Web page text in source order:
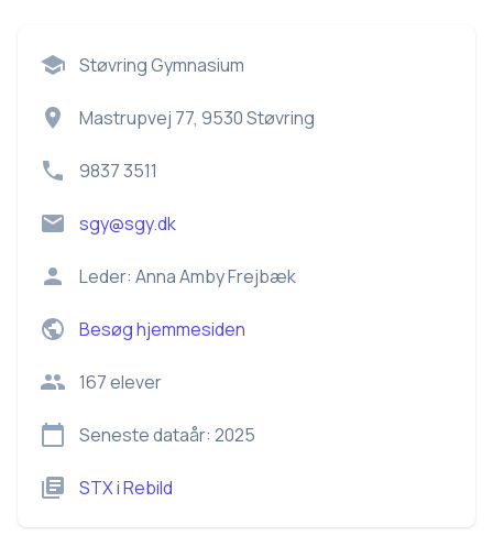
Støvring Gymnasium
Mastrupvej 77, 9530 Støvring
9837 3511
sgy@sgy.dk
Leder: Anna Amby Frejbæk
Besøg hjemmesiden
167elever
Seneste dataår: 2025
STXiRebild